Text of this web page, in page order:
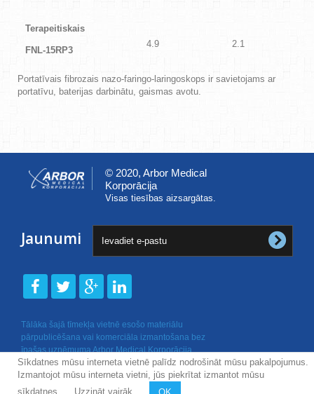
Terapeitiskais
FNL-15RP3
4.9 2.1
Portatīvais fibrozais nazo-faringo-laringoskops ir savietojams ar
portatīvu, baterijas darbinātu, gaismas avotu.
© 2020, Arbor Medical
Korporācija
Visas tiesības aizsargātas.
Jaunumi
Sīkdatnes mūsu interneta vietnē palīdz nodrošināt mūsu pakalpojumus.
Izmantojot mūsu interneta vietni, jūs piekrītat izmantot mūsu
sīkdatnes. Uzzināt vairāk
Tālāka šajā tīmekļa vietnē esošo materiālu
pārpublicēšana vai komerciāla izmantošana bez
īpašas uzņēmuma Arbor Medical Korporācija
rakstiskas atļaujas nav atļauta.